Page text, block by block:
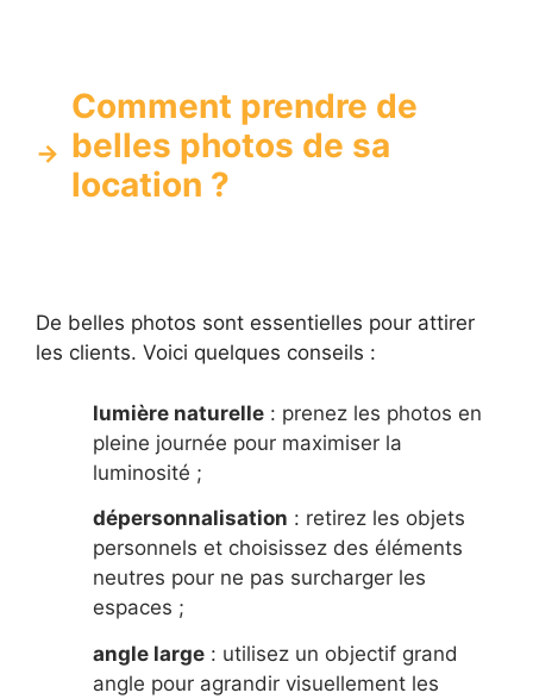
Comment prendre de
belles photos de sa
location ?
De belles photos sont essentielles pour attirer
les clients. Voici quelques conseils :
lumière naturelle : prenez les photos en
pleine journée pour maximiser la
luminosité ;
dépersonnalisation : retirez les objets
personnels et choisissez des éléments
neutres pour ne pas surcharger les
espaces ;
angle large : utilisez un objectif grand
angle pour agrandir visuellement les